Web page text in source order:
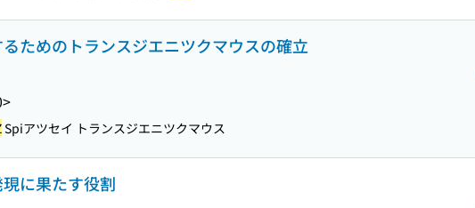
ためのトランスジエニツクマウスの確立
Spiアツセイ トランスジエニツクマウス
に果たす役割